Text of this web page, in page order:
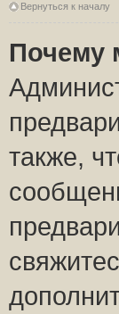
Вернуться к началу
Почему
также,